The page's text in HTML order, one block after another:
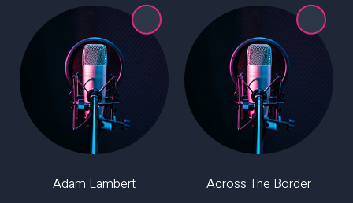
Across The Border
Adam Lambert